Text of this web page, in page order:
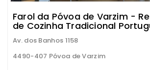
Farol da Póvoa de Varzim -
de Cozinha Tradicional
Av. dos Banhos 1158
4490-407 Póvoa de Varzim